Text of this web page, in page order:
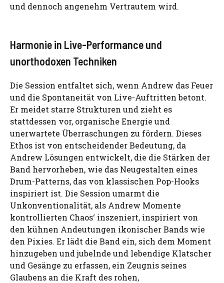
und dennoch angenehm Vertrautem wird.
Harmonie in Live-Performance und
unorthodoxen Techniken
Die Session entfaltet sich, wenn Andrew das Feuer
und die Spontaneität von Live-Auftritten betont.
Er meidet starre Strukturen und zieht es
stattdessen vor, organische Energie und
unerwartete Überraschungen zu fördern. Dieses
Ethos ist von entscheidender Bedeutung, da
Andrew Lösungen entwickelt, die die Stärken der
Band hervorheben, wie das Neugestalten eines
Drum-Patterns, das von klassischen Pop-Hooks
inspiriert ist. Die Session umarmt die
Unkonventionalität, als Andrew Momente
kontrollierten Chaos‘ inszeniert, inspiriert von
den kühnen Andeutungen ikonischer Bands wie
den Pixies. Er lädt die Band ein, sich dem Moment
hinzugeben und jubelnde und lebendige Klatscher
und Gesänge zu erfassen, ein Zeugnis seines
Glaubens an die Kraft des rohen,